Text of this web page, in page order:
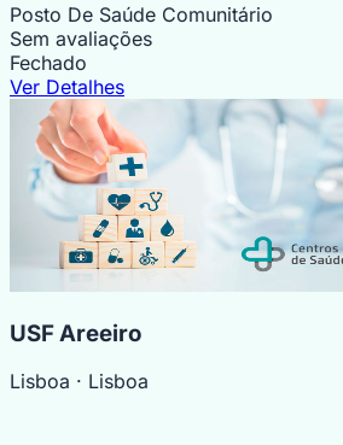
Posto De Saúde Comunitário
Sem avaliações
Fechado
Ver Detalhes
USF Areeiro
Lisboa · Lisboa